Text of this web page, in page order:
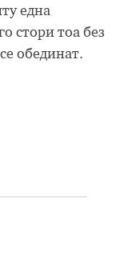
една
стори тоа без
обединат.